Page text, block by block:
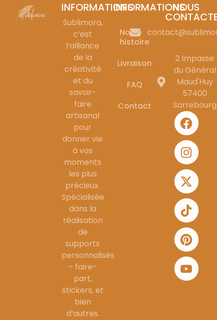
INFORMATIONS
Sublimora,
c’est
l’alliance
de la
créativité
et du
savoir-
faire
artisanal
pour
donner vie
à vos
moments
les plus
précieux.
Spécialisée
dans la
réalisation
de
supports
personnalisés
– faire-
part,
stickers, et
bien
d’autres.
INFORMATIONS
Notre
histoire
Livraison
FAQ
Contact
NOUS
2 Impasse
du Général
Maud'Huy
57400
Sarrebourg